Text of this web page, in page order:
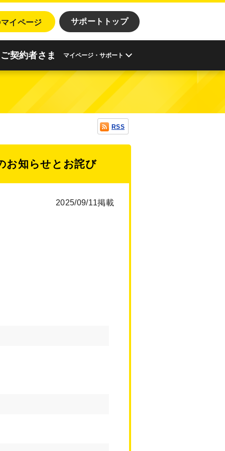
マイページ サポートトップ
ご契約者さま マイページ・サポート
RSS
お知らせとお詫び
2025/09/11掲載